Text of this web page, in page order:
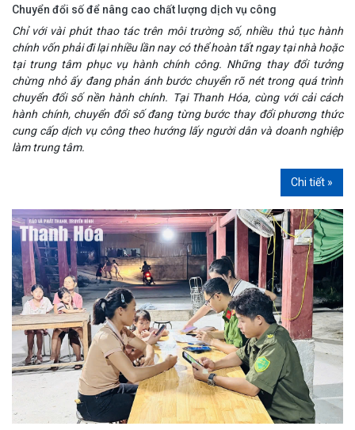
Chuyển đổi số để nâng cao chất lượng dịch vụ công
Chỉ với vài phút thao tác trên môi trường số, nhiều thủ tục hành
chính vốn phải đi lại nhiều lần nay có thể hoàn tất ngay tại nhà hoặc
tại trung tâm phục vụ hành chính công. Những thay đổi tưởng
chừng nhỏ ấy đang phản ánh bước chuyển rõ nét trong quá trình
chuyển đổi số nền hành chính. Tại Thanh Hóa, cùng với cải cách
hành chính, chuyển đổi số đang từng bước thay đổi phương thức
cung cấp dịch vụ công theo hướng lấy người dân và doanh nghiệp
làm trung tâm.
Chi tiết »